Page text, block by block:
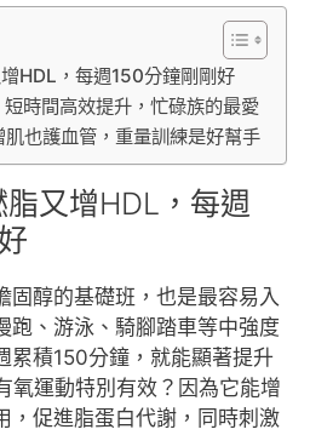
HDL，每週150分鐘剛剛好
時間高效提升，忙碌族的最愛
也護血管，重量訓練是好幫手
又增HDL，每週
固醇的基礎班，也是最容易入
跑、游泳、騎腳踏車等中強度
累積150分鐘，就能顯著提升
氧運動特別有效？因為它能增
，促進脂蛋白代謝，同時刺激